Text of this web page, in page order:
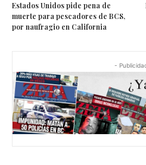
Estados Unidos pide pena de
muerte para pescadores de BCS,
por naufragio en California
-